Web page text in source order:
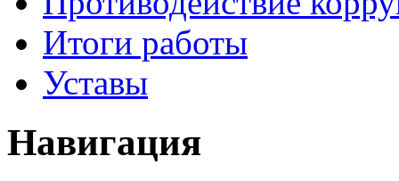
Итоги работы
Уставы
Навигация